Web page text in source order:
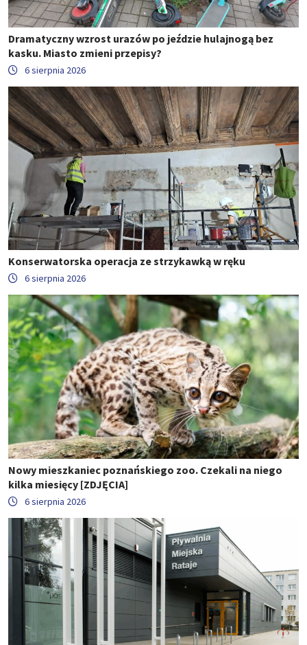
Dramatyczny wzrost urazów po jeździe hulajnogą bez
kasku. Miasto zmieni przepisy?
6 sierpnia 2026
Konserwatorska operacja ze strzykawką w ręku
6 sierpnia 2026
Nowy mieszkaniec poznańskiego zoo. Czekali na niego
kilka miesięcy [ZDJĘCIA]
6 sierpnia 2026